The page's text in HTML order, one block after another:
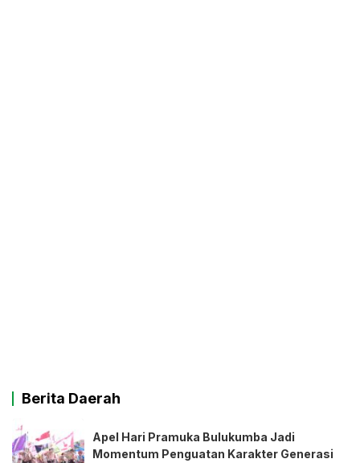
Berita Daerah
Apel Hari Pramuka Bulukumba Jadi
Momentum Penguatan Karakter Generasi